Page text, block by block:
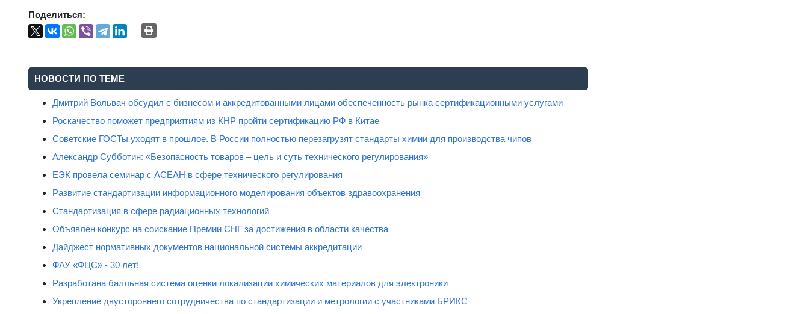
Поделиться:
НОВОСТИ ПО ТЕМЕ
Дмитрий Вольвач обсудил с бизнесом и аккредитованными лицами обеспеченность рынка сертификационными услугами
Роскачество поможет предприятиям из КНР пройти сертификацию РФ в Китае
Советские ГОСТы уходят в прошлое. В России полностью перезагрузят стандарты химии для производства чипов
Александр Субботин: «Безопасность товаров – цель и суть технического регулирования»
ЕЭК провела семинар с АСЕАН в сфере технического регулирования
Развитие стандартизации информационного моделирования объектов здравоохранения
Стандартизация в сфере радиационных технологий
Объявлен конкурс на соискание Премии СНГ за достижения в области качества
Дайджест нормативных документов национальной системы аккредитации
ФАУ «ФЦС» - 30 лет!
Разработана балльная система оценки локализации химических материалов для электроники
Укрепление двустороннего сотрудничества по стандартизации и метрологии с участниками БРИКС